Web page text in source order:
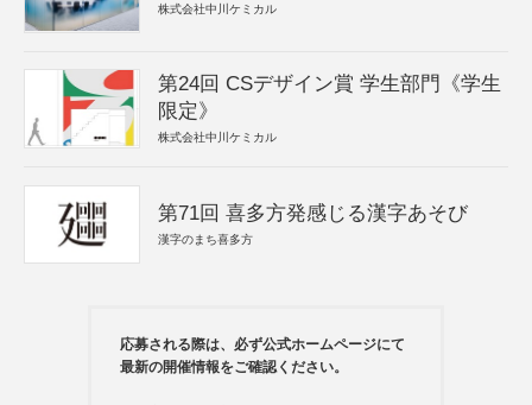
株式会社中川ケミカル
第24回 CSデザイン賞 学生部門《学生
限定》
株式会社中川ケミカル
第71回 喜多方発感じる漢字あそび
漢字のまち喜多方
応募される際は、必ず公式ホームページにて
最新の開催情報をご確認ください。